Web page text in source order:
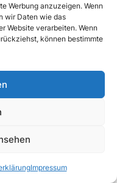
Werbung anzuzeigen. Wenn
wir Daten wie das
Website verarbeiten. Wenn
können bestimmte
Impressum